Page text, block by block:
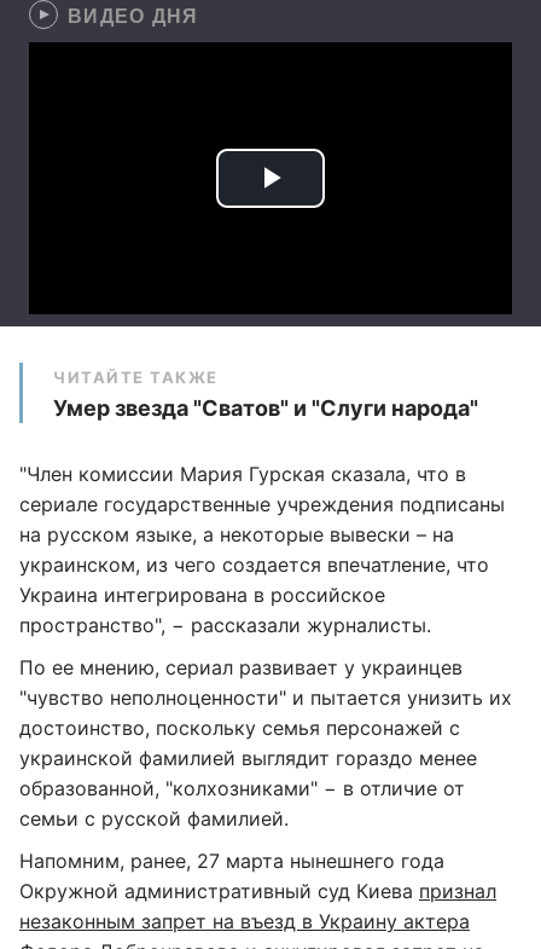
ВИДЕО ДНЯ
ЧИТАЙТЕ ТАКЖЕ
Умер звезда "Сватов" и "Слуги народа"
"Член комиссии Мария Гурская сказала, что в
сериале государственные учреждения подписаны
на русском языке, а некоторые вывески – на
украинском, из чего создается впечатление, что
Украина интегрирована в российское
пространство", − рассказали журналисты.
По ее мнению, сериал развивает у украинцев
"чувство неполноценности" и пытается унизить их
достоинство, поскольку семья персонажей с
украинской фамилией выглядит гораздо менее
образованной, "колхозниками" − в отличие от
семьи с русской фамилией.
Напомним, ранее, 27 марта нынешнего года
Окружной административный суд Киева признал
незаконным запрет на въезд в Украину актера